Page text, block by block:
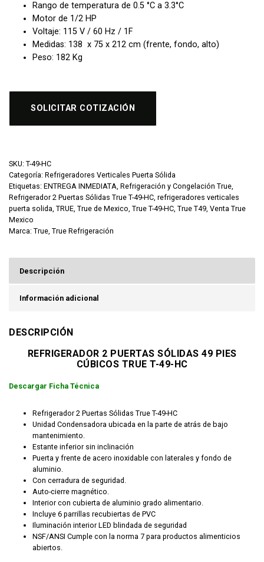
Rango de temperatura de 0.5 °C a 3.3°C
Motor de 1/2 HP
Voltaje: 115 V / 60 Hz / 1F
Medidas: 138 x 75 x 212 cm (frente, fondo, alto)
Peso: 182 Kg
SOLICITAR COTIZACIÓN
SKU: T-49-HC
Categoría: Refrigeradores Verticales Puerta Sólida
Etiquetas: ENTREGA INMEDIATA, Refrigeración y Congelación True,
Refrigerador 2 Puertas Sólidas True T-49-HC, refrigeradores verticales
puerta solida, TRUE, True de Mexico, True T-49-HC, True T49, Venta True
Mexico
Marca: True, True Refrigeración
Descripción
Información adicional
DESCRIPCIÓN
REFRIGERADOR 2 PUERTAS SÓLIDAS 49 PIES
CÚBICOS TRUE T-49-HC
Descargar Ficha Técnica
Refrigerador 2 Puertas Sólidas True T-49-HC
Unidad Condensadora ubicada en la parte de atrás de bajo
mantenimiento.
Estante inferior sin inclinación
Puerta y frente de acero inoxidable con laterales y fondo de
aluminio.
Con cerradura de seguridad.
Auto-cierre magnético.
Interior con cubierta de aluminio grado alimentario.
Incluye 6 parrillas recubiertas de PVC
Iluminación interior LED blindada de seguridad
NSF/ANSI Cumple con la norma 7 para productos alimenticios
abiertos.